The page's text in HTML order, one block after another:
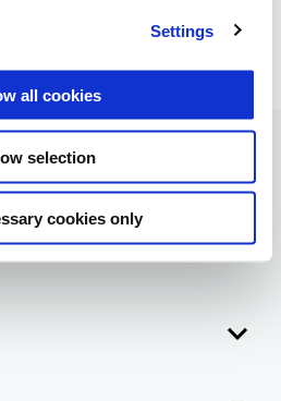
Settings
all cookies
selection
cookies only